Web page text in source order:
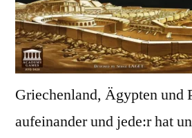
Griechenland, Ägypten und
aufeinander und jede:r hat